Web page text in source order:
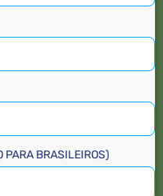
PARA BRASILEIROS)